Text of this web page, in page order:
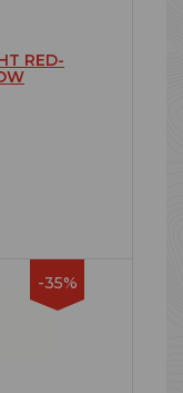
RED-
-35%